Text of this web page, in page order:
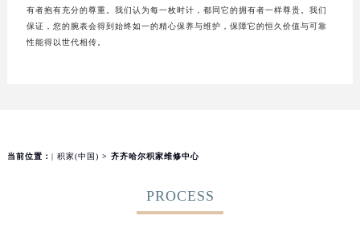
有者抱有充分的尊重。我们认为每一枚时计，都同它的拥有者一样尊贵。我们
保证，您的腕表会得到始终如一的精心保养与维护，保障它的恒久价值与可靠
性能得以世代相传。
当前位置： | 积家(中国) > 齐齐哈尔积家维修中心
PROCESS